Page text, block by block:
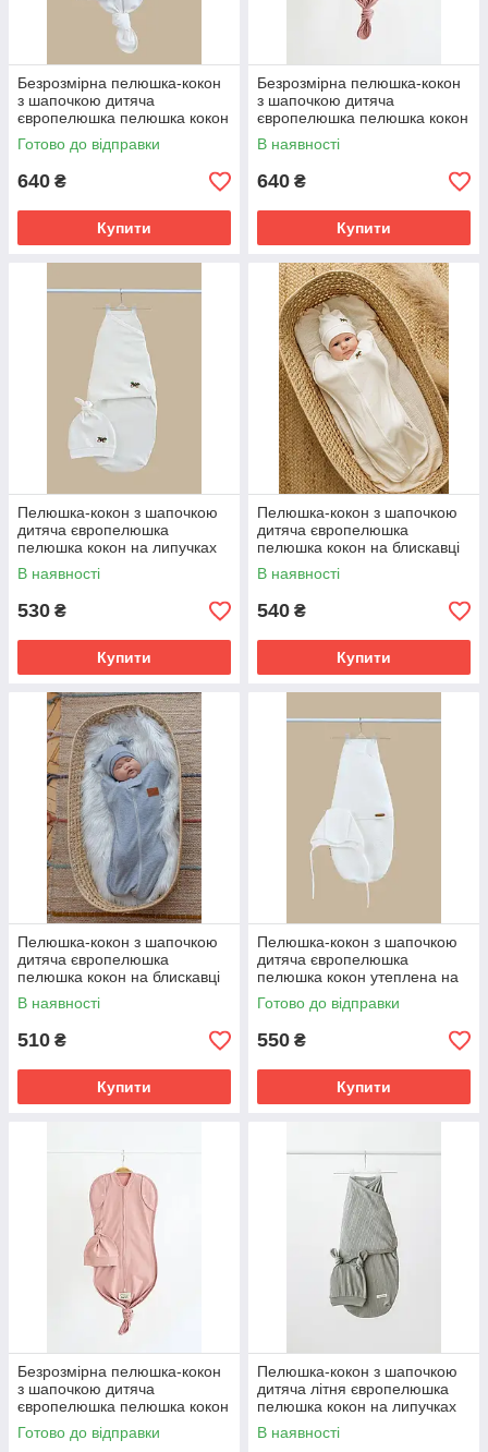
Безрозмірна пелюшка-кокон
з шапочкою дитяча
європелюшка пелюшка кокон
на липучках 1м для
новонародженого
Готово до відправки
640 ₴
Купити
Безрозмірна пелюшка-кокон
з шапочкою дитяча
європелюшка пелюшка кокон
на липучках 1м для
новонародженого
В наявності
640 ₴
Купити
Пелюшка-кокон з шапочкою
дитяча європелюшка
пелюшка кокон на липучках
для новонародженого 0-3 і 3-
6 міс
В наявності
530 ₴
Купити
Пелюшка-кокон з шапочкою
дитяча європелюшка
пелюшка кокон на блискавці
для новонародженого 0-3 міс
В наявності
540 ₴
Купити
Пелюшка-кокон з шапочкою
дитяча європелюшка
пелюшка кокон на блискавці
для новонародженого 0-3 міс
В наявності
510 ₴
Купити
Пелюшка-кокон з шапочкою
дитяча європелюшка
пелюшка кокон утеплена на
липучці для
новонародженого 0-3 міс і 3-
Готово до відправки
550 ₴
Купити
Безрозмірна пелюшка-кокон
з шапочкою дитяча
європелюшка пелюшка кокон
на блискавці 1м для
новонародженого
Готово до відправки
Пелюшка-кокон з шапочкою
дитяча літня європелюшка
пелюшка кокон на липучках
для новонародженого 0-3 міс
В наявності